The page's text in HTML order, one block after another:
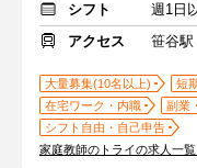
シフト
週1日
アクセス
笹谷駅
大量募集(10名以上)
短
在宅ワーク・内職
副業
シフト自由・自己申告
家庭教師のトライの求人一